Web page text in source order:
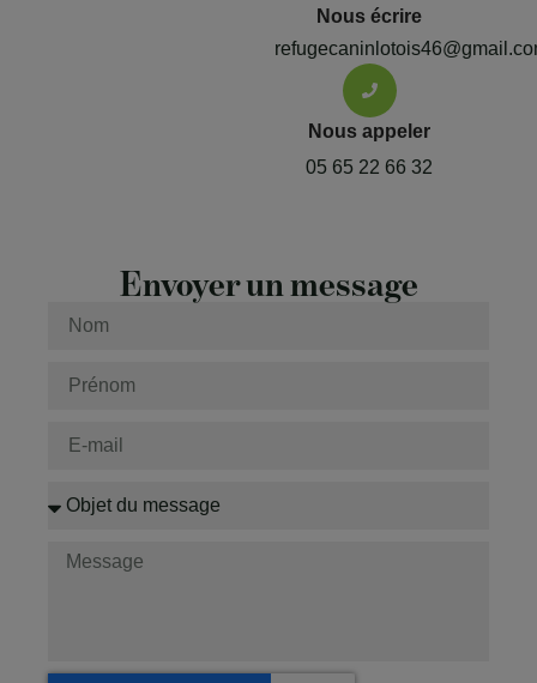
Nous écrire
Nous appeler
05 65 22 66 32
Envoyer un message